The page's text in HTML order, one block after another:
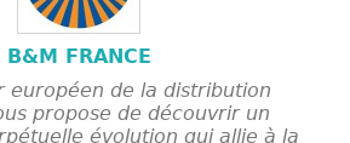
B&M FRANCE
européen de la distribution
propose de découvrir un
évolution qui allie à la